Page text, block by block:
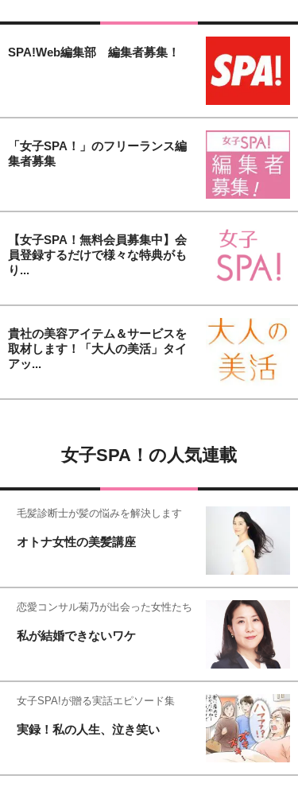
SPA!Web編集部 編集者募集！
「女子SPA！」のフリーランス編
集者募集
【女子SPA！無料会員募集中】会
員登録するだけで様々な特典がも
り...
貴社の美容アイテム＆サービスを
取材します！「大人の美活」タイ
アッ...
女子SPA！の人気連載
毛髪診断士が髪の悩みを解決します
オトナ女性の美髪講座
恋愛コンサル菊乃が出会った女性たち
私が結婚できないワケ
女子SPA!が贈る実話エピソード集
実録！私の人生、泣き笑い